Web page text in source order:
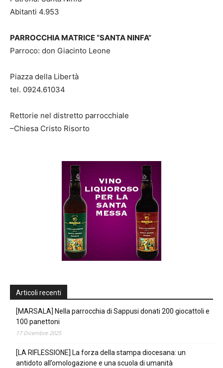
Abitanti 4.953
PARROCCHIA MATRICE “SANTA NINFA”
Parroco: don Giacinto Leone
Piazza della Libertà
tel. 0924.61034
Rettorie nel distretto parrocchiale
–Chiesa Cristo Risorto
Articoli recenti
[MARSALA] Nella parrocchia di Sappusi donati 200 giocattoli e
100 panettoni
17 Dicembre 2025
[LA RIFLESSIONE] La forza della stampa diocesana: un
antidoto all’omologazione e una scuola di umanità